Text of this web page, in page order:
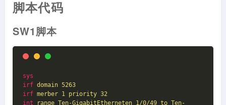
脚本代码
SW1脚本
sys
irf domain 5263
irf merber 1 priority 32
int
range Ten-GigabitEtherneten 1/0/49 to Ten-